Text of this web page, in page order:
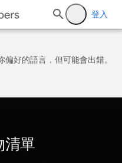
登入
好的語言，但可能會出錯。
清單